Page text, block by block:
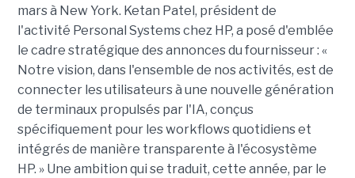
mars à New York. Ketan Patel, président de
l'activité Personal Systems chez HP, a posé d'emblée
le cadre stratégique des annonces du fournisseur : «
Notre vision, dans l'ensemble de nos activités, est de
connecter les utilisateurs à une nouvelle génération
de terminaux propulsés par l'IA, conçus
spécifiquement pour les workflows quotidiens et
intégrés de manière transparente à l'écosystème
HP. » Une ambition qui se traduit, cette année, par le